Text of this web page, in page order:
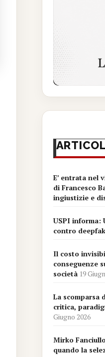
E’ entrata nel
di Francesco
ingiustizie e
USPI informa:
contro
Il costo
conseguenze
società 19
La scomparsa
critica,
Giugno 2026
Mirko
quando la